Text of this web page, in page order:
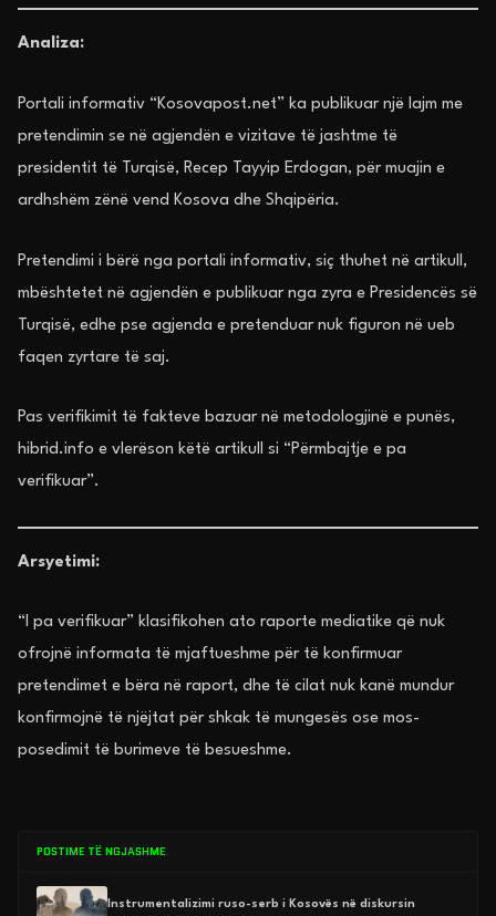
Analiza:
Portali informativ “Kosovapost.net” ka publikuar një lajm me
pretendimin se në agjendën e vizitave të jashtme të
presidentit të Turqisë, Recep Tayyip Erdogan, për muajin e
ardhshëm zënë vend Kosova dhe Shqipëria.
Pretendimi i bërë nga portali informativ, siç thuhet në artikull,
mbështetet në agjendën e publikuar nga zyra e Presidencës së
Turqisë, edhe pse agjenda e pretenduar nuk figuron në ueb
faqen zyrtare të saj.
Pas verifikimit të fakteve bazuar në metodologjinë e punës,
hibrid.info e vlerëson këtë artikull si “Përmbajtje e pa
verifikuar”.
Arsyetimi:
“I pa verifikuar” klasifikohen ato raporte mediatike që nuk
ofrojnë informata të mjaftueshme për të konfirmuar
pretendimet e bëra në raport, dhe të cilat nuk kanë mundur
konfirmojnë të njëjtat për shkak të mungesës ose mos-
posedimit të burimeve të besueshme.
POSTIME TË NGJASHME
Instrumentalizimi ruso-serb i Kosovës në diskursin